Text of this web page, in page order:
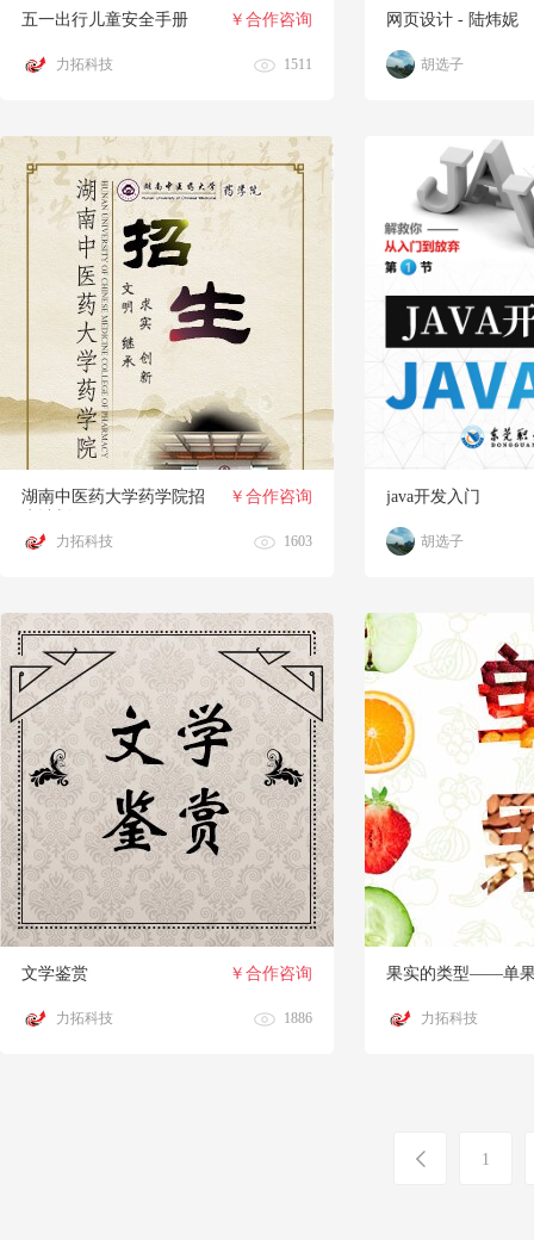
五一出行儿童安全手册 ￥合作咨询
力拓科技 1511
网页设计 - 陆炜妮
胡选子
湖南中医药大学药学院招
￥合作咨询
力拓科技 1603
java开发入门
胡选子
文学鉴赏 ￥合作咨询
力拓科技 1886
果实的类型——单
力拓科技
1